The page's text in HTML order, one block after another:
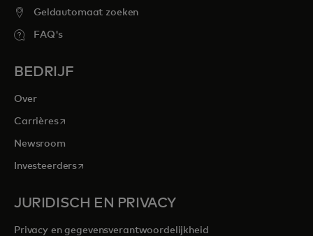
Geldautomaat zoeken
FAQ's
BEDRIJF
Over
Carrièresopens in a new tab
Newsroom
Investeerdersopens in a new tab
JURIDISCH EN PRIVACY
Privacy en gegevensverantwoordelijkheid